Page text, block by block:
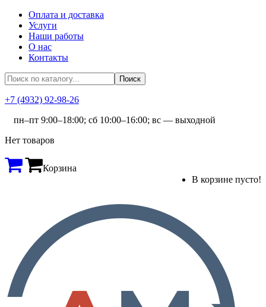
Оплата и доставка
Услуги
Наши работы
О нас
Контакты
+7 (4932) 92-98-26
пн–пт 9:00–18:00; сб 10:00–16:00; вс — выходной
Нет товаров
Корзина
В корзине пусто!